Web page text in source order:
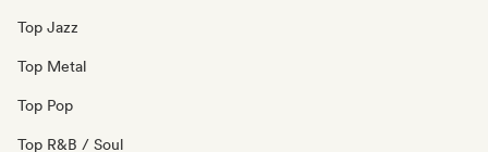
Top Jazz
Top Metal
Top Pop
Top R&B / Soul